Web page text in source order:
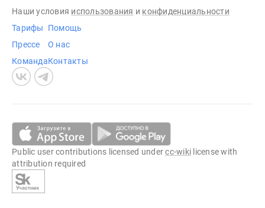
Наши условия использования и конфиденциальности
Тарифы
Прессе
Команда
Помощь
О нас
Контакты
Public user contributions licensed undercc-wiki license with
attribution required